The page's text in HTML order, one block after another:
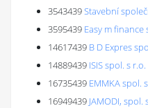
3543439Stavební
3595439 Easy m finance
14617439 B D Expres
14889439 ISIS spol. s r.o.
16735439 EMMKA spol.
16949439 JAMODI, spol.